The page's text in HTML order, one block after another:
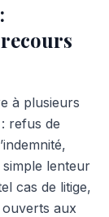
à plusieurs
refus de
simple lenteur
cas de litige,
aux